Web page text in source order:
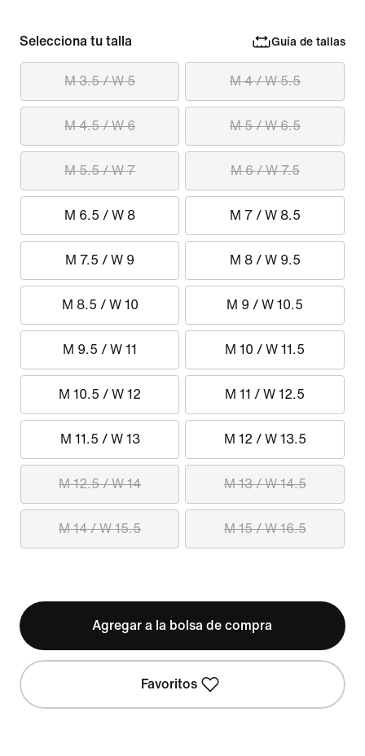
Selecciona tu talla Guía de tallas
M 3.5 / W 5 M 4 / W 5.5
M 4.5 / W 6 M 5 / W 6.5
M 5.5 / W 7 M 6 / W 7.5
M 6.5 / W 8 M 7 / W 8.5
M 7.5 / W 9 M 8 / W 9.5
M 8.5 / W 10 M 9 / W 10.5
M 9.5 / W 11 M 10 / W 11.5
M 10.5 / W 12 M 11 / W 12.5
M 11.5 / W 13 M 12 / W 13.5
M 12.5 / W 14 M 13 / W 14.5
M 14 / W 15.5 M 15 / W 16.5
Agregar a la bolsa de compra
Favoritos